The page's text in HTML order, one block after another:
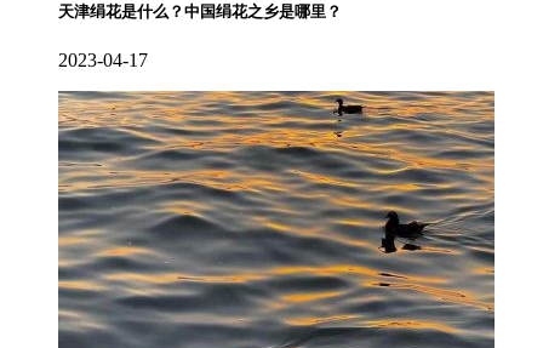
天津绢花是什么？中国绢花之乡是哪里？
2023-04-17